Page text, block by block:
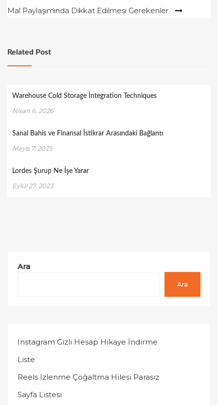
Mal Paylaşımında Dikkat Edilmesi Gerekenler
Related Post
Warehouse Cold Storage İntegration Techniques
Nisan 6, 2026
Sanal Bahis ve Finansal İstikrar Arasındaki Bağlantı
Mayıs 7, 2025
Lordes Şurup Ne İşe Yarar
Eylül 27, 2023
Ara
Ara
Instagram Gizli Hesap Hikaye İndirme
Liste
Reels Izlenme Çoğaltma Hilesi Parasız
Sayfa Listesi